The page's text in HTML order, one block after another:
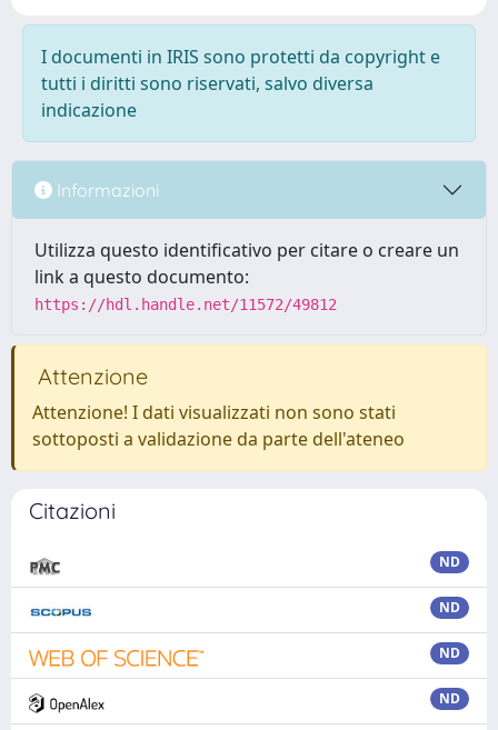
I documenti in IRIS sono protetti da copyright e
tutti i diritti sono riservati, salvo diversa
indicazione
Informazioni
Utilizza questo identificativo per citare o creare un
link a questo documento:
https://hdl.handle.net/11572/49812
Attenzione
Attenzione! I dati visualizzati non sono stati
sottoposti a validazione da parte dell'ateneo
Citazioni
ND
ND
ND
ND